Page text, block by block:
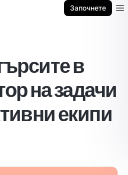
Започнете
в
на задачи
екипи